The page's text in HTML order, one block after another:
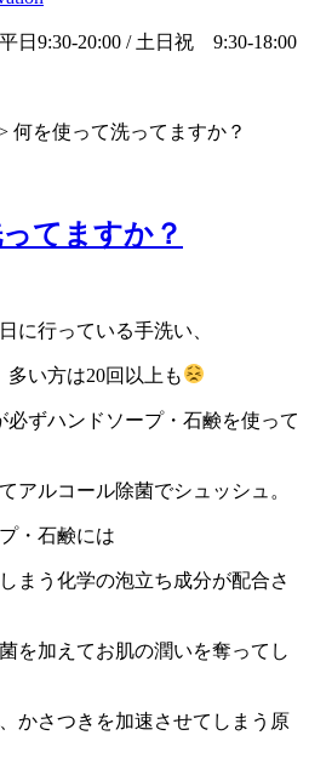
日9:30-20:00 / 土日祝 9:30-18:00
何を使って洗ってますか？
てますか？
日に行っている手洗い、
多い方は20回以上も
必ずハンドソープ・石鹸を使って
アルコール除菌でシュッシュ。
・石鹸には
まう化学の泡立ち成分が配合さ
を加えてお肌の潤いを奪ってし
かさつきを加速させてしまう原